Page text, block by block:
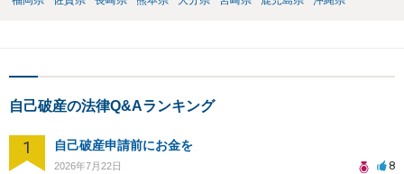
自己破産の法律Q&Aランキング
1 自己破産申請前にお金を
2026年7月22日 8